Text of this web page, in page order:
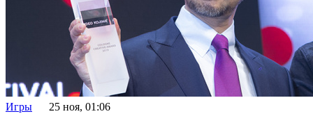
Игры 25 ноя, 01:06